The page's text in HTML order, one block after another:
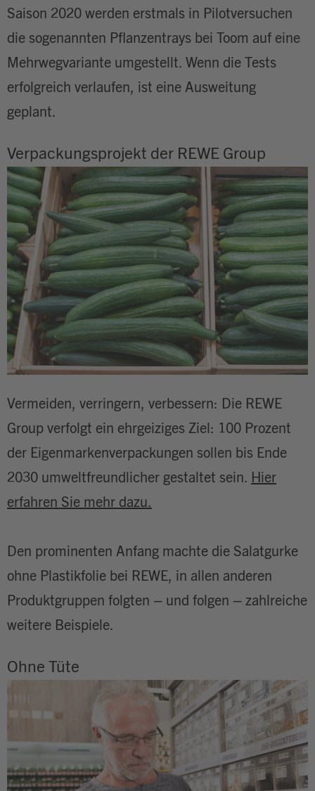
Saison 2020 werden erstmals in Pilotversuchen
die sogenannten Pflanzentrays bei Toom auf eine
Mehrwegvariante umgestellt. Wenn die Tests
erfolgreich verlaufen, ist eine Ausweitung
geplant.
Verpackungsprojekt der REWE Group
Vermeiden, verringern, verbessern: Die REWE
Group verfolgt ein ehrgeiziges Ziel: 100 Prozent
der Eigenmarkenverpackungen sollen bis Ende
2030 umweltfreundlicher gestaltet sein. Hier
erfahren Sie mehr dazu.
Den prominenten Anfang machte die Salatgurke
ohne Plastikfolie bei REWE, in allen anderen
Produktgruppen folgten – und folgen – zahlreiche
weitere Beispiele.
Ohne Tüte